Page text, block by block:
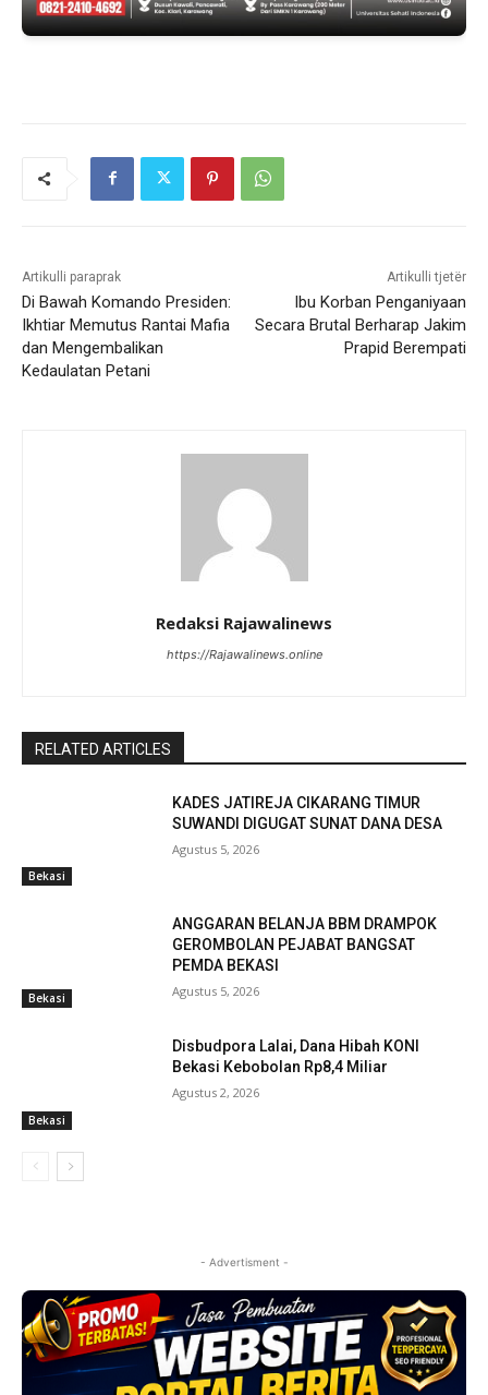
Artikulli paraprak
Di Bawah Komando Presiden:
Ikhtiar Memutus Rantai Mafia
dan Mengembalikan
Kedaulatan Petani
Artikulli tjetër
Ibu Korban Penganiyaan
Secara Brutal Berharap Jakim
Prapid Berempati
Redaksi Rajawalinews
https://Rajawalinews.online
RELATED ARTICLES
Bekasi
KADES JATIREJA CIKARANG TIMUR
SUWANDI DIGUGAT SUNAT DANA DESA
Agustus 5, 2026
Bekasi
ANGGARAN BELANJA BBM DRAMPOK
GEROMBOLAN PEJABAT BANGSAT
PEMDA BEKASI
Agustus 5, 2026
Bekasi
Disbudpora Lalai, Dana Hibah KONI
Bekasi Kebobolan Rp8,4 Miliar
Agustus 2, 2026
- Advertisment -